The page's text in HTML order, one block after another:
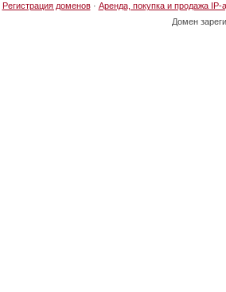
Регистрация доменов· Аренда, покупка и продажа IP-
Домен